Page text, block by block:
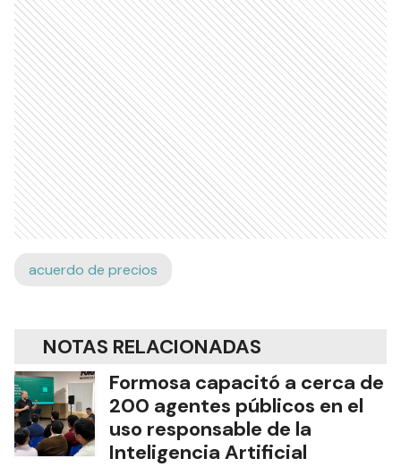
acuerdo de precios
NOTAS RELACIONADAS
Formosa capacitó a cerca de
200 agentes públicos en el
uso responsable de la
Inteligencia Artificial